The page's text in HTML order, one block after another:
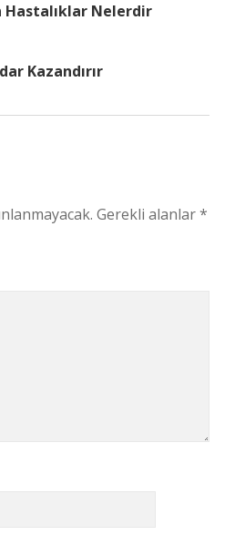
Hastalıklar Nelerdir
Kazandırır
Gerekli alanlar*